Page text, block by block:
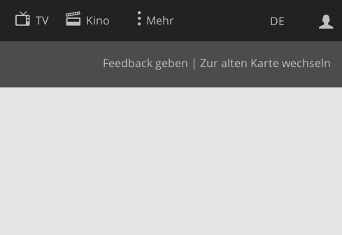
DE
TV Kino Mehr
Feedback geben | Zur alten Karte wechseln
Websuche